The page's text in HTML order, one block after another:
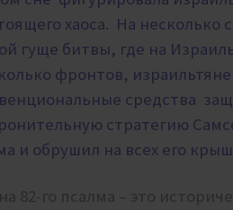
хаоса. На несколько
гуще битвы, где на
фронтов,
средства
стратегию
и обрушил на всех его
82-го псалма – это